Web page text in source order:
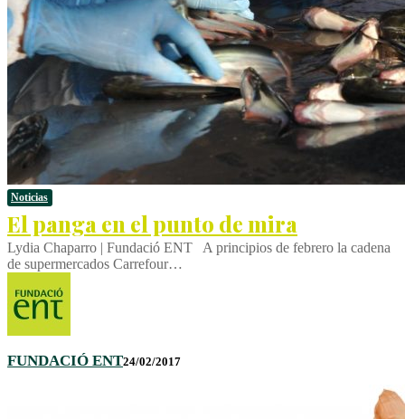
Noticias
El panga en el punto de mira
Lydia Chaparro | Fundació ENT A principios de febrero la cadena
de supermercados Carrefour…
FUNDACIÓ ENT24/02/2017